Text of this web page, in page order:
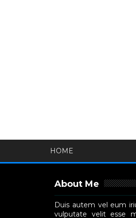
HOME
About Me
Duis autem vel eum
vulputate velit esse